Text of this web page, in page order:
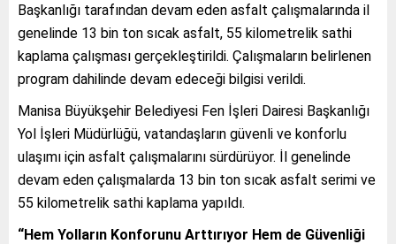
Başkanlığı tarafından devam eden asfalt çalışmalarında il
genelinde 13 bin ton sıcak asfalt, 55 kilometrelik sathi
kaplama çalışması gerçekleştirildi. Çalışmaların belirlenen
program dahilinde devam edeceği bilgisi verildi.
Manisa Büyükşehir Belediyesi Fen İşleri Dairesi Başkanlığı
Yol İşleri Müdürlüğü, vatandaşların güvenli ve konforlu
ulaşımı için asfalt çalışmalarını sürdürüyor. İl genelinde
devam eden çalışmalarda 13 bin ton sıcak asfalt serimi ve
55 kilometrelik sathi kaplama yapıldı.
“Hem Yolların Konforunu Arttırıyor Hem de Güvenliği